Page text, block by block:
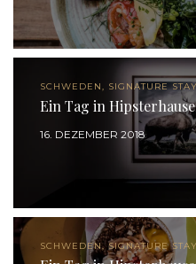
SCHWEDEN, SIGNATURE
Ein Tag in
16. DEZEMBER 2018
SCHWEDEN, SIGNATURE